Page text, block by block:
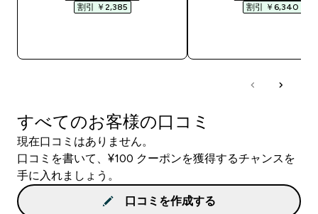
割引 ￥2,385‎
割引 ￥6,340‎
すべてのお客様の口コミ
現在口コミはありません。
口コミを書いて、¥100 クーポンを獲得するチャンスを
手に入れましょう。
口コミを作成する